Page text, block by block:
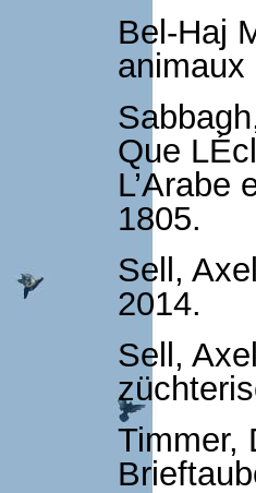
Bel-Haj
animaux
Que
L’Arabe
1805.
Sell,
2014.
Sell,
Timmer,